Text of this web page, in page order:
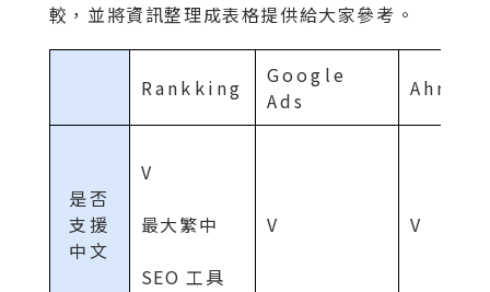
較，並將資訊整理成表格提供給大家參考。
Rankking
Google
Ads
Ahrefs
是否
支援
中文
V
最大繁中
SEO 工具
V V